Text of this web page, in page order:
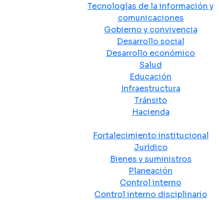
Tecnologías de la información y
comunicaciones
Gobierno y convivencia
Desarrollo social
Desarrollo económico
Salud
Educación
Infraestructura
Tránsito
Hacienda
Fortalecimiento institucional
Jurídico
Bienes y suministros
Planeación
Control interno
Control interno disciplinario